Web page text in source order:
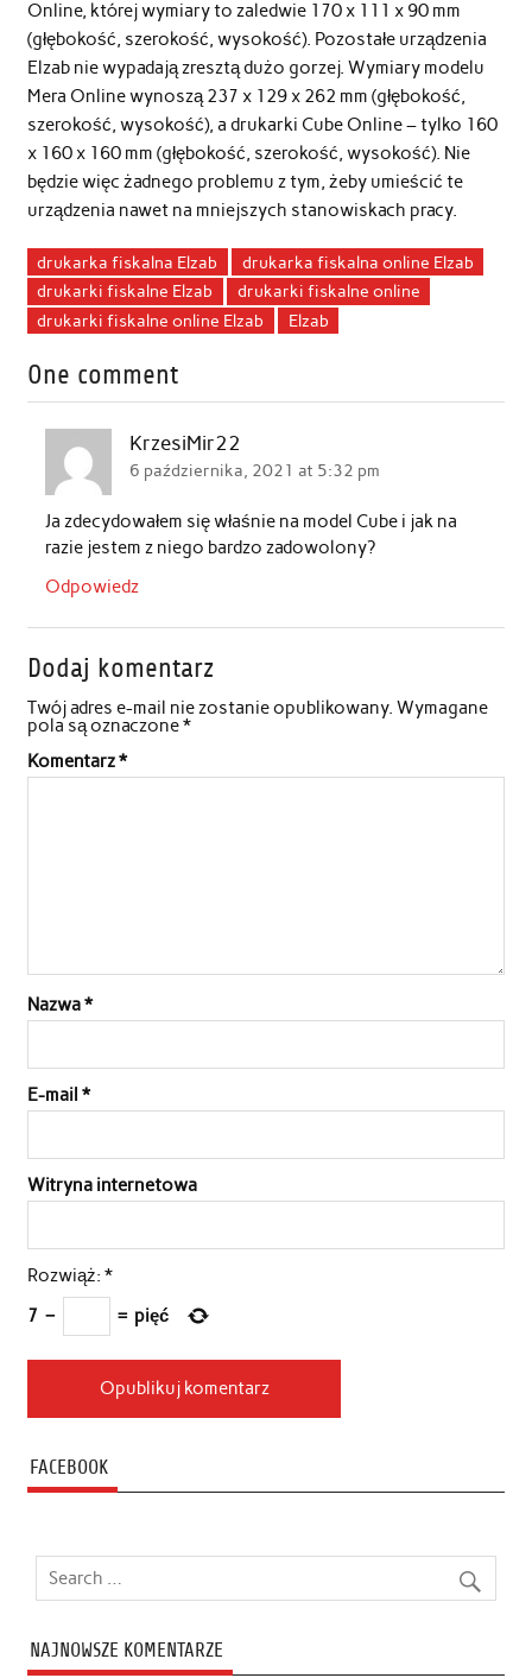
Online, której wymiary to zaledwie 170 x 111 x 90 mm
(głębokość, szerokość, wysokość). Pozostałe urządzenia
Elzab nie wypadają zresztą dużo gorzej. Wymiary modelu
Mera Online wynoszą 237 x 129 x 262 mm (głębokość,
szerokość, wysokość), a drukarki Cube Online – tylko 160
x 160 x 160 mm (głębokość, szerokość, wysokość). Nie
będzie więc żadnego problemu z tym, żeby umieścić te
urządzenia nawet na mniejszych stanowiskach pracy.
drukarka fiskalna Elzab
drukarka fiskalna online Elzab
drukarki fiskalne Elzab
drukarki fiskalne online
drukarki fiskalne online Elzab
Elzab
One comment
KrzesiMir22
6 października, 2021 at 5:32 pm
Ja zdecydowałem się właśnie na model Cube i jak na
razie jestem z niego bardzo zadowolony?
Odpowiedz
Dodaj komentarz
Twój adres e-mail nie zostanie opublikowany. Wymagane
pola są oznaczone*
Komentarz*
Nazwa*
E-mail *
Witryna internetowa
Rozwiąż: *
7 − = pięć
FACEBOOK
NAJNOWSZE KOMENTARZE